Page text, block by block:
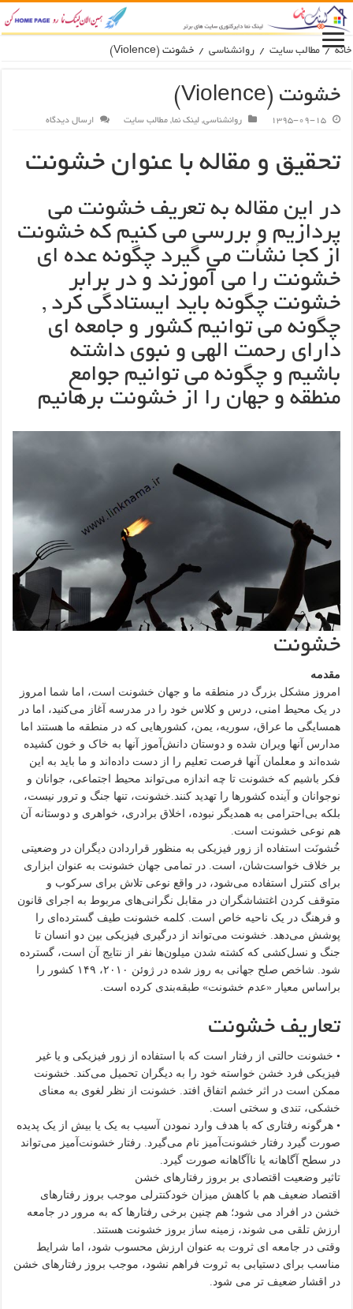
خانه / مطالب سایت / روانشناسی / خشونت (Violence)
خشونت (Violence)
1395-09-15 روانشناسی, لینک نما, مطالب سایت ارسال دیدگاه
تحقیق و مقاله با عنوان خشونت
در این مقاله به تعریف خشونت می
پردازیم و بررسی می کنیم که خشونت
از کجا نشأت می گیرد چگونه عده ای
خشونت را می آموزند و در برابر
خشونت چگونه باید ایستادگی کرد ,
چگونه می توانیم کشور و جامعه ای
دارای رحمت الهی و نبوی داشته
باشیم و چگونه می توانیم جوامع
منطقه و جهان را از خشونت برهانیم
خشونت
مقدمه
امروز مشکل بزرگ در منطقه ما و جهان خشونت است، اما شما امروز
در یک محیط امنی، درس و کلاس خود را در مدرسه آغاز می‌کنید، اما در
همسایگی ما عراق، سوریه، یمن، کشورهایی که در منطقه ما هستند اما
مدارس آنها ویران شده و دوستان دانش‌آموز آنها به خاک و خون کشیده
شده‌اند و معلمان آنها فرصت تعلیم را از دست داده‌اند و ما باید به این
فکر باشیم که خشونت تا چه اندازه می‌تواند محیط اجتماعی، جوانان و
نوجوانان و آینده کشورها را تهدید کنند.خشونت، تنها جنگ و ترور نیست،
بلکه بی‌احترامی به همدیگر نبوده، اخلاق برادری، خواهری و دوستانه آن
هم نوعی خشونت است.
خُشونَت استفاده از زور فیزیکی به منظور قراردادن دیگران در وضعیتی
بر خلاف خواست‌شان، است. در تمامی جهان خشونت به عنوان ابزاری
برای کنترل استفاده می‌شود، در واقع نوعی تلاش برای سرکوب و
متوقف کردن اغتشاشگران در مقابل نگرانی‌های مربوط به اجرای قانون
و فرهنگ در یک ناحیه خاص است. کلمه خشونت طیف گسترده‌ای را
پوشش می‌دهد. خشونت می‌تواند از درگیری فیزیکی بین دو انسان تا
جنگ و نسل‌کشی که کشته شدن میلون‌ها نفر از نتایج آن است، گسترده
شود. شاخص صلح جهانی به روز شده در ژوئن ۲۰۱۰، ۱۴۹ کشور را
براساس معیار «عدم خشونت» طبقه‌بندی کرده است.
تعاریف خشونت
• خشونت حالتی از رفتار است که با استفاده از زور فیزیکی و یا غیر
فیزیکی فرد خشن خواسته خود را به دیگران تحمیل می‌کند. خشونت
ممکن است در اثر خشم اتفاق افتد. خشونت از نظر لغوی به معنای
خشکی، تندی و سختی است.
• هرگونه رفتاری که با هدف وارد نمودن آسیب به یک یا بیش از یک پدیده
صورت گیرد رفتار خشونت‌آمیز نام می‌گیرد. رفتار خشونت‌آمیز می‌تواند
در سطح آگاهانه یا ناآگاهانه صورت گیرد.
تاثیر وضعیت اقتصادی بر بروز رفتارهای خشن
اقتصاد ضعیف هم با کاهش میزان خودکنترلی موجب بروز رفتارهای
خشن در افراد می شود؛ هم چنین برخی رفتارها که به مرور در جامعه
ارزش تلقی می شوند، زمینه ساز بروز خشونت هستند.
وقتی در جامعه ای ثروت به عنوان ارزش محسوب شود، اما شرایط
مناسب برای دستیابی به ثروت فراهم نشود، موجب بروز رفتارهای خشن
در اقشار ضعیف تر می شود.